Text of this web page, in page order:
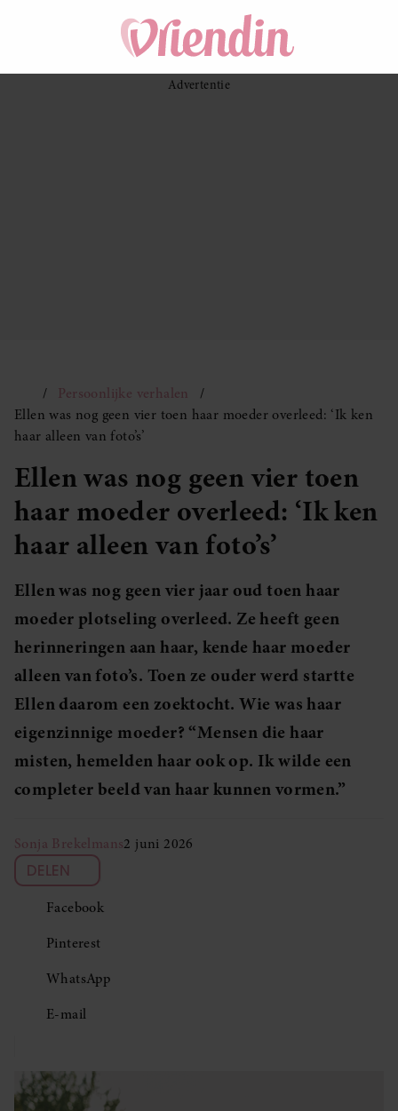
Persoonlijke verhalen
Ellen was nog geen vier toen haar moeder overleed: ‘Ik ken
haar alleen van foto’s’
Ellen was nog geen vier toen
haar moeder overleed: ‘Ik ken
haar alleen van foto’s’
Ellen was nog geen vier jaar oud toen haar
moeder plotseling overleed. Ze heeft geen
herinneringen aan haar, kende haar moeder
alleen van foto’s. Toen ze ouder werd startte
Ellen daarom een zoektocht. Wie was haar
eigenzinnige moeder? “Mensen die haar
misten, hemelden haar ook op. Ik wilde een
completer beeld van haar kunnen vormen.”
Sonja Brekelmans2 juni 2026
DELEN
Facebook
Pinterest
WhatsApp
E-mail